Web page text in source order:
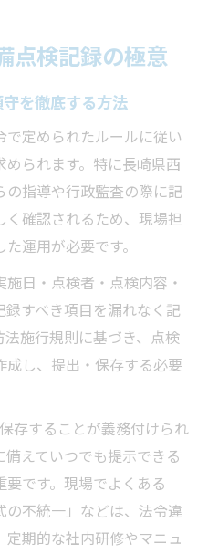
点検記録の極意
を徹底する方法
定められたルールに従い
られます。特に長崎県西
指導や行政監査の際に記
確認されるため、現場担
運用が必要です。
日・点検者・点検内容・
すべき項目を漏れなく記
施行規則に基づき、点検
し、提出・保存する必要
存することが義務付けられ
えていつでも提示できる
です。現場でよくある
の不統一」などは、法令違
期的な社内研修やマニュ